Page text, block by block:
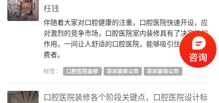
枉钱
伴随着大家对口腔健康的注重，口腔医院快速开设，应
对激烈的竞争市场，口腔医院室内装修具有了决定性的
作用，一间让人舒适的口腔医院，能够吸引住大量的消
费者。
标签： 口腔医院装修 深圳装修公司 深圳装饰公司
口腔医院装修各个阶段关键点，口腔医院设计标